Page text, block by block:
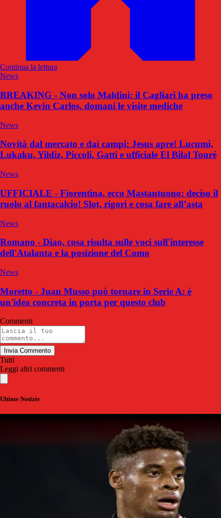
Continua la lettura
News
BREAKING - Non solo Maldini: il Cagliari ha preso
anche Kevin Carlos, domani le visite mediche
News
Novità dal mercato e dai campi: Jesus apre! Lucumi,
Lukaku, Yildiz, Piccoli, Gatti e ufficiale El Bilal Touré
News
UFFICIALE - Fiorentina, ecco Mastantuono: deciso il
ruolo al fantacalcio! Slot, rigori e cosa fare all’asta
News
Romano - Diao, cosa risulta sulle voci sull'interesse
dell'Atalanta e la posizione del Como
News
Moretto - Juan Musso può tornare in Serie A: è
un'idea concreta in porta per questo club
Commenti
Invia Commento
Tutti
Leggi altri commenti
Ultime Notizie